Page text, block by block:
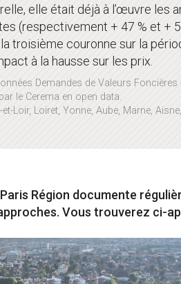
elle était déjà à l’œuvre les
(respectivement + 47 % et +
troisième couronne sur la
à la hausse sur les prix.
Demandes de Valeurs Foncières
le Cerema en open data.
Loir, Loiret, Yonne, Aube, Marne,
Région documente
Vous trouverez ci-